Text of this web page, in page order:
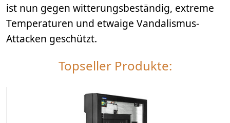
ist nun gegen witterungsbeständig, extreme
Temperaturen und etwaige Vandalismus-
Attacken geschützt.
Topseller Produkte: